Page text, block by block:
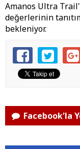
Amanos Ultra
değerlerinin
bekleniyor.
Facebook'la